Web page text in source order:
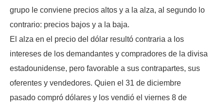
grupo le conviene precios altos y a la alza, al segundo lo
contrario: precios bajos y a la baja.
El alza en el precio del dólar resultó contraria a los
intereses de los demandantes y compradores de la divisa
estadounidense, pero favorable a sus contrapartes, sus
oferentes y vendedores. Quien el 31 de diciembre
pasado compró dólares y los vendió el viernes 8 de